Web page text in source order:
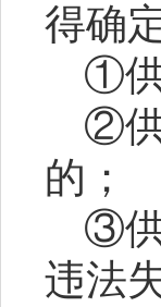
得确
①供
②供
的 ；
③供
违法